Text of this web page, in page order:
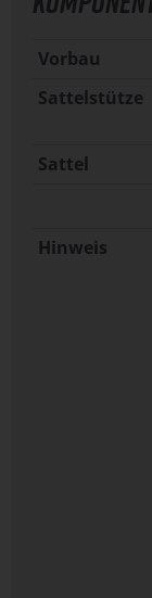
Vorbau
Sattelstütze
Sattel
Hinweis